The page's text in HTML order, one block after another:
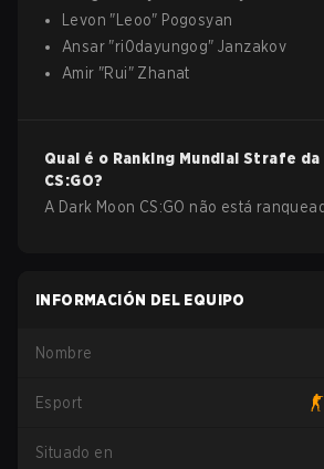
Levon " Leoo" Pogosyan
Ansar "ri0dayungog"Janzakov
Amir "Rui" Zhanat
Qual é o Ranking Mundial Strafe da
CS:GO?
A Dark Moon CS:GO não está
INFORMACIÓN DEL EQUIPO
Nombre
Esport
Situado en